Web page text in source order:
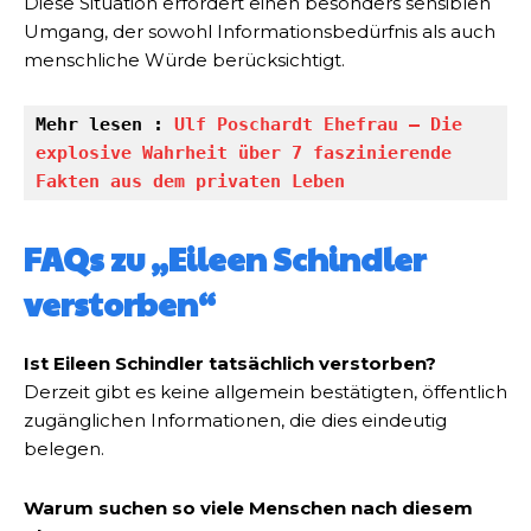
Umgang, der sowohl Informationsbedürfnis als auch
menschliche Würde berücksichtigt.
Mehr lesen : Ulf Poschardt Ehefrau – Die
explosive Wahrheit über 7 faszinierende
Fakten aus dem privaten Leben
FAQs zu „Eileen Schindler
verstorben“
Ist Eileen Schindler tatsächlich verstorben?
Derzeit gibt es keine allgemein bestätigten, öffentlich
zugänglichen Informationen, die dies eindeutig
belegen.
Warum suchen so viele Menschen nach diesem